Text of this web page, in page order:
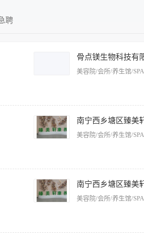
全职
近五天
近一周
近一月
近二月
聘
骨点镁生物科技有
美容院/会所/养生馆/
，管理维护客户关系 5.熟练掌握公司品相专业知识
行业，有责任心，有较好的执行力。 4.能接受出差！
节日有假 晋升渠道： 技术总监——总经理——股东——
美容院/会所/养生馆/
好地提供服务。 4、负责保管美容及按摩工具，对
的其他工作。 职位要求： 1、皮肤好，仪表大方，
，服务意识强，工作耐心细致； 4、吃苦耐劳，爱岗
美容院/会所/养生馆/